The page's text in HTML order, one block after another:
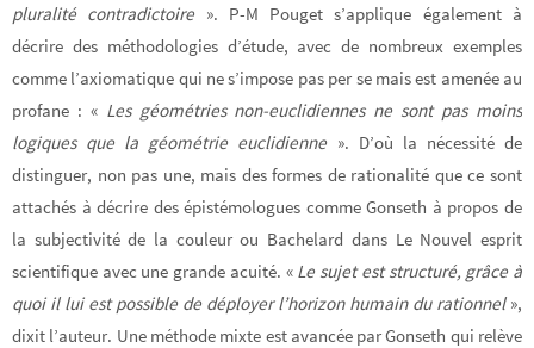
pluralité contradictoire». P-M Pouget s’applique également à
décrire des méthodologies d’étude, avec de nombreux exemples
comme l’axiomatique qui ne s’impose pas per se mais est amenée au
profane : « Les géométries non-euclidiennes ne sont pas moins
logiques que la géométrie euclidienne ». D’où la nécessité de
distinguer, non pas une, mais des formes de rationalité que ce sont
attachés à décrire des épistémologues comme Gonseth à propos de
la subjectivité de la couleur ou Bachelard dans Le Nouvel esprit
scientifique avec une grande acuité. « Le sujet est structuré, grâce à
quoi il lui est possible de déployer l’horizon humain du rationnel»,
dixit l’auteur. Une méthode mixte est avancée par Gonseth qui relève